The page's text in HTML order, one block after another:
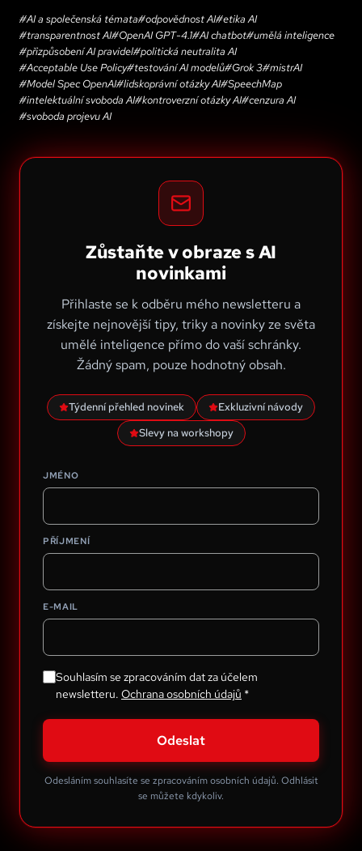
#AI a společenská témata#odpovědnost AI#etika AI
#transparentnost AI#OpenAI GPT-4.1#AI chatbot#umělá inteligence
#přizpůsobení AI pravidel#politická neutralita AI
#Acceptable Use Policy#testování AI modelů#Grok 3#mistrAI
#Model Spec OpenAI#lidskoprávní otázky AI#SpeechMap
#intelektuální svoboda AI#kontroverzní otázky AI#cenzura AI
#svoboda projevu AI
Zůstaňte v obraze s AI
novinkami
Přihlaste se k odběru mého newsletteru a
získejte nejnovější tipy, triky a novinky ze světa
umělé inteligence přímo do vaší schránky.
Žádný spam, pouze hodnotný obsah.
Týdenní přehled novinek
Exkluzivní návody
Slevy na workshopy
JMÉNO
PŘÍJMENÍ
E-MAIL
Souhlasím se zpracováním dat za účelem
newsletteru. Ochrana osobních údajů *
Odeslat
Odesláním souhlasíte se zpracováním osobních údajů. Odhlásit
se můžete kdykoliv.